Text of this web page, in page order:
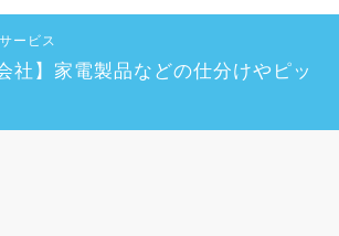
ービス
社】家電製品などの仕分けやピッ